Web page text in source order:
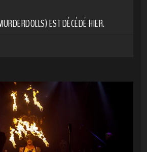
EST DÉCÉDÉ HIER.